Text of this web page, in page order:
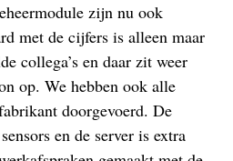
zijn nu ook
met de cijfers is alleen maar
collega’s en daar zit weer
op. We hebben ook alle
doorgevoerd. De
en de server is extra